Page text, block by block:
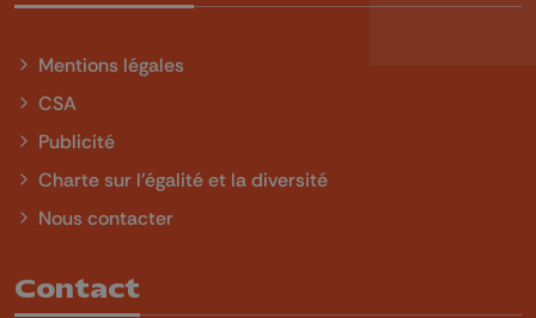
Mentions légales
CSA
Publicité
Charte sur l'égalité et la diversité
Nous contacter
Contact